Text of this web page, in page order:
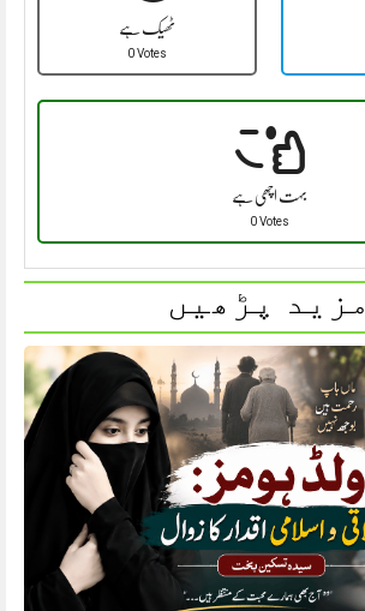
ٹھیک ہے
0 Votes
بہت اچھی ہے
0 Votes
مزید پڑھیں